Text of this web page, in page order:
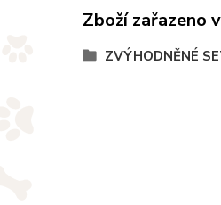
Zboží zařazeno
ZVÝHODNĚNÉ